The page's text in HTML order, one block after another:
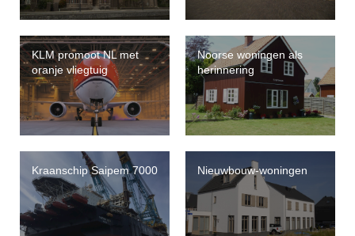
KLM promoot NL met
oranje vliegtuig
Noorse woningen als
herinnering
Kraanschip Saipem 7000 Nieuwbouw-woningen